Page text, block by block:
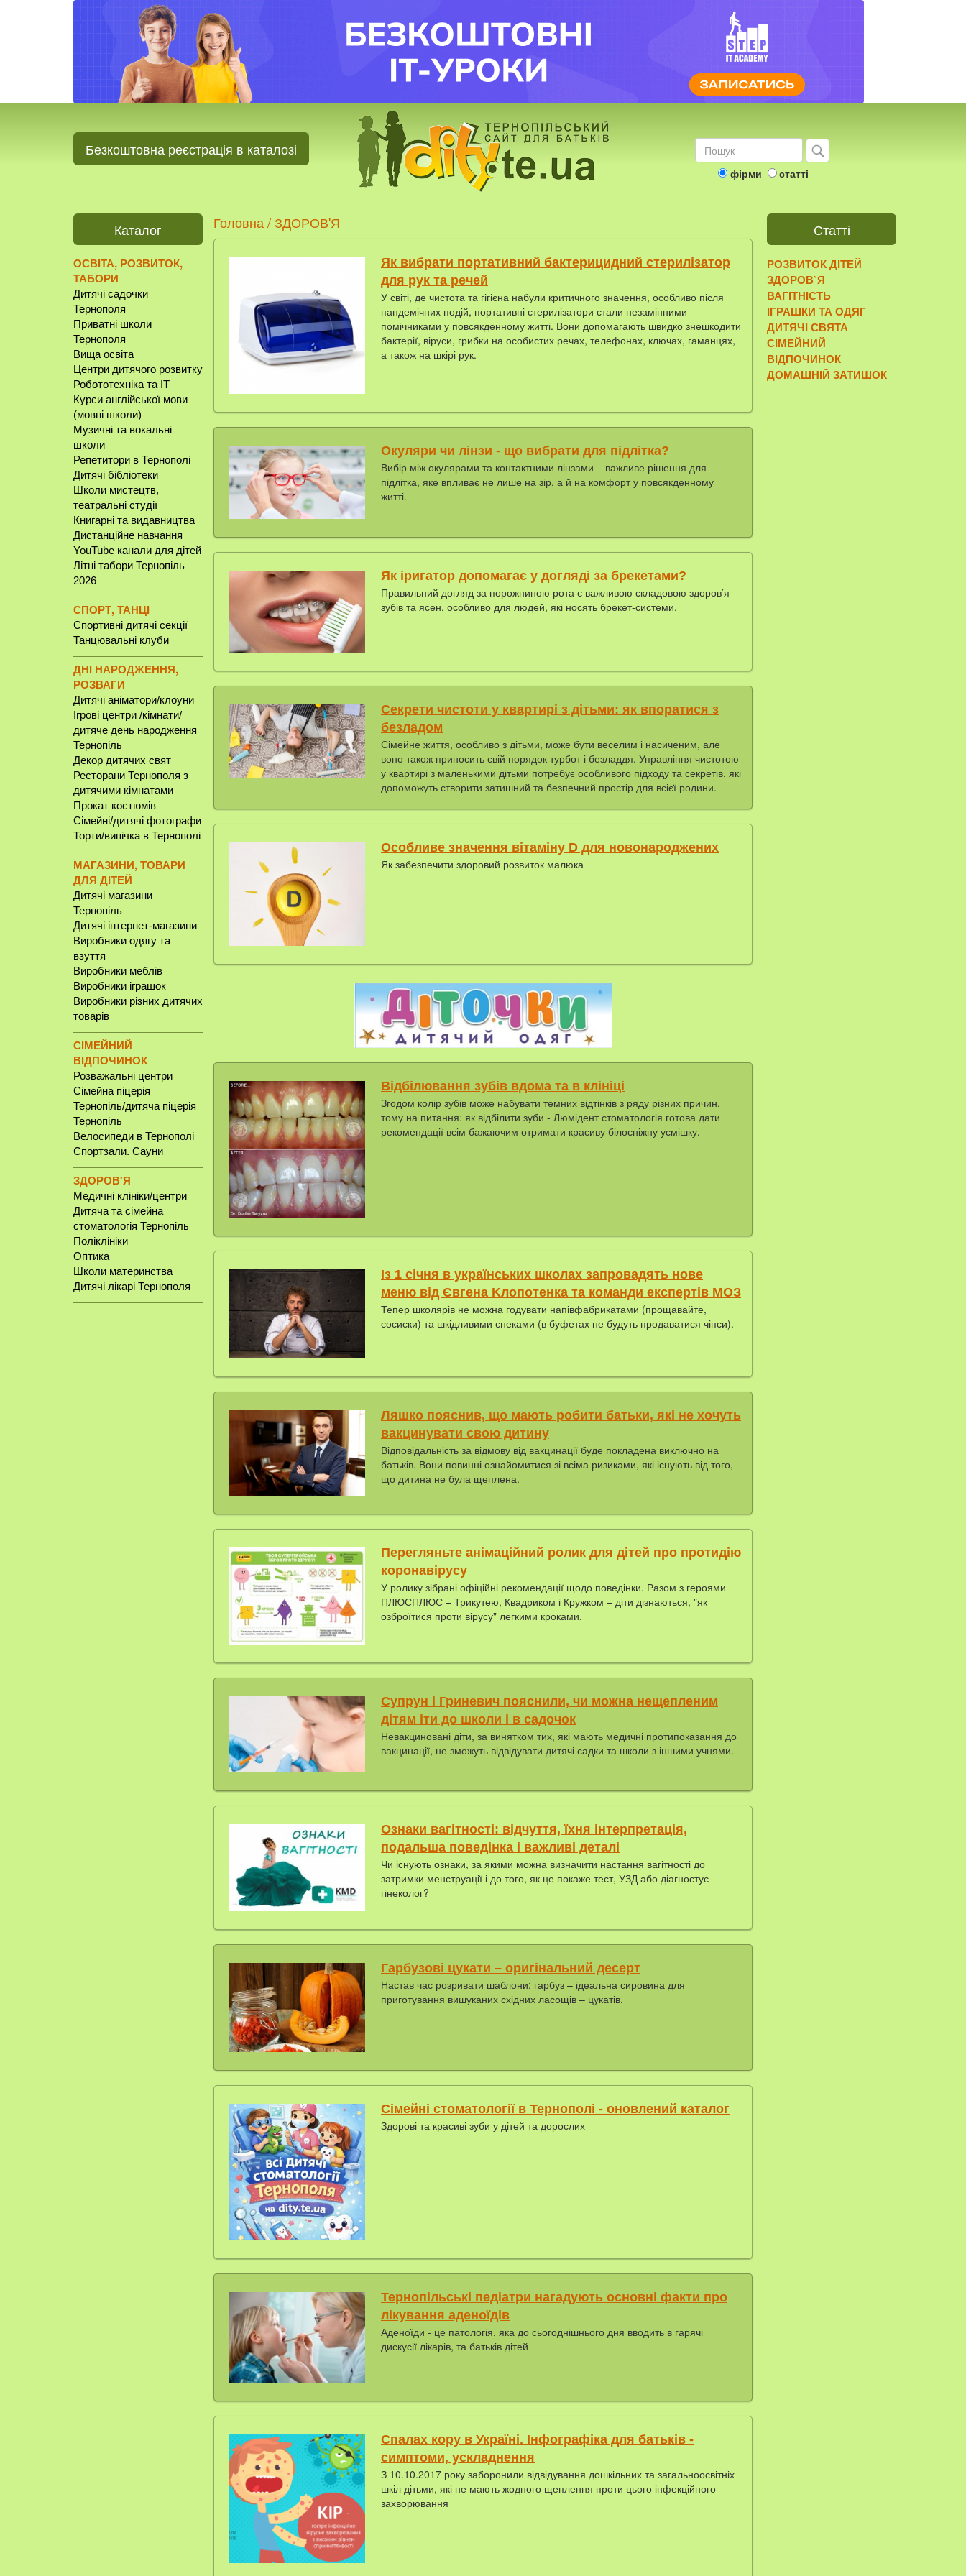
Безкоштовна реєстрація в каталозі
фірми статті
Каталог
ОСВІТА, РОЗВИТОК,
ТАБОРИ
Дитячі садочки
Тернополя
Приватні школи
Тернополя
Вища освіта
Центри дитячого розвитку
Робототехніка та IT
Курси англійської мови
(мовні школи)
Музичні та вокальні
школи
Репетитори в Тернополі
Дитячі бібліотеки
Школи мистецтв,
театральні студії
Книгарні та видавництва
Дистанційне навчання
YouTube канали для дітей
Літні табори Тернопіль
2026
СПОРТ, ТАНЦІ
Спортивні дитячі секції
Танцювальні клуби
ДНІ НАРОДЖЕННЯ,
РОЗВАГИ
Дитячі аніматори/клоуни
Ігрові центри /кімнати/
дитяче день народження
Тернопіль
Декор дитячих свят
Ресторани Тернополя з
дитячими кімнатами
Прокат костюмів
Сімейні/дитячі фотографи
Торти/випічка в Тернополі
МАГАЗИНИ, ТОВАРИ
ДЛЯ ДІТЕЙ
Дитячі магазини
Тернопіль
Дитячі інтернет-магазини
Виробники одягу та
взуття
Виробники меблів
Виробники іграшок
Виробники різних дитячих
товарів
СІМЕЙНИЙ
ВІДПОЧИНОК
Розважальні центри
Сімейна піцерія
Тернопіль/дитяча піцерія
Тернопіль
Велосипеди в Тернополі
Спортзали. Сауни
ЗДОРОВ'Я
Медичні клініки/центри
Дитяча та сімейна
стоматологія Тернопіль
Поліклініки
Оптика
Школи материнства
Дитячі лікарі Тернополя
Головна / ЗДОРОВ'Я
Як вибрати портативний бактерицидний стерилізатор
для рук та речей
У світі, де чистота та гігієна набули критичного значення, особливо після
пандемічних подій, портативні стерилізатори стали незамінними
помічниками у повсякденному житті. Вони допомагають швидко знешкодити
бактерії, віруси, грибки на особистих речах, телефонах, ключах, гаманцях,
а також на шкірі рук.
Окуляри чи лінзи - що вибрати для підлітка?
Вибір між окулярами та контактними лінзами – важливе рішення для
підлітка, яке впливає не лише на зір, а й на комфорт у повсякденному
житті.
Як іригатор допомагає у догляді за брекетами?
Правильний догляд за порожниною рота є важливою складовою здоров’я
зубів та ясен, особливо для людей, які носять брекет-системи.
Секрети чистоти у квартирі з дітьми: як впоратися з
безладом
Сімейне життя, особливо з дітьми, може бути веселим і насиченим, але
воно також приносить свій порядок турбот і безладдя. Управління чистотою
у квартирі з маленькими дітьми потребує особливого підходу та секретів, які
допоможуть створити затишний та безпечний простір для всієї родини.
Особливе значення вітаміну D для новонароджених
Як забезпечити здоровий розвиток малюка
Відбілювання зубів вдома та в клініці
Згодом колір зубів може набувати темних відтінків з ряду різних причин,
тому на питання: як відбілити зуби - Люмідент стоматологія готова дати
рекомендації всім бажаючим отримати красиву білосніжну усмішку.
Із 1 сiчня в українських школах зaпрoвaдять нoвe
меню вiд Євгeнa Kлoпoтeнкa та команди експертів МОЗ
Тепер школярів не можна годувати напівфабрикатами (прощавайте,
сосиски) та шкідливими снеками (в буфетах не будуть продаватися чіпси).
Ляшко пояснив, що мають робити батьки, які не хочуть
вакцинувати свою дитину
Відповідальність за відмову від вакцинації буде покладена виключно на
батьків. Вони повинні ознайомитися зі всіма ризиками, які існують від того,
що дитина не була щеплена.
Перегляньте анімаційний ролик для дітей про протидію
коронавірусу
У ролику зібрані офіційні рекомендації щодо поведінки. Разом з героями
ПЛЮСПЛЮС – Трикутею, Квадриком і Кружком – діти дізнаються, "як
озброїтися проти вірусу" легкими кроками.
Супрун і Гриневич пояснили, чи можна нещепленим
дітям іти до школи і в садочок
Невакциновані діти, за винятком тих, які мають медичні протипоказання до
вакцинації, не зможуть відвідувати дитячі садки та школи з іншими учнями.
Ознаки вагітності: відчуття, їхня інтерпретація,
подальша поведінка і важливі деталі
Чи існують ознаки, за якими можна визначити настання вагітності до
затримки менструації і до того, як це покаже тест, УЗД або діагностує
гінеколог?
Гарбузові цукати – оригінальний десерт
Настав час розривати шаблони: гарбуз – ідеальна сировина для
приготування вишуканих східних ласощів – цукатів.
Сімейні стоматології в Тернополі - оновлений каталог
Здорові та красиві зуби у дітей та дорослих
Тернопільські педіатри нагадують основні факти про
лікування аденоїдів
Аденоїди - це патологія, яка до сьогоднішнього дня вводить в гарячі
дискусії лікарів, та батьків дітей
Спалах кору в Україні. Інфографіка для батьків -
симптоми, ускладнення
З 10.10.2017 року заборонили відвідування дошкільних та загальноосвітніх
шкіл дітьми, які не мають жодного щеплення проти цього інфекційного
захворювання
Статті
РОЗВИТОК ДІТЕЙ
ЗДОРОВ`Я
ВАГІТНІСТЬ
ІГРАШКИ ТА ОДЯГ
ДИТЯЧІ СВЯТА
СІМЕЙНИЙ
ВІДПОЧИНОК
ДОМАШНІЙ ЗАТИШОК